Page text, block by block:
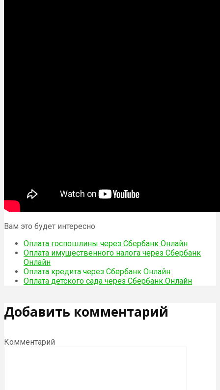
Вам это будет интересно
Оплата госпошлины через Сбербанк Онлайн
Оплата имущественного налога через Сбербанк
Онлайн
Оплата кредита через Сбербанк Онлайн
Оплата детского сада через Сбербанк Онлайн
Добавить комментарий
Комментарий